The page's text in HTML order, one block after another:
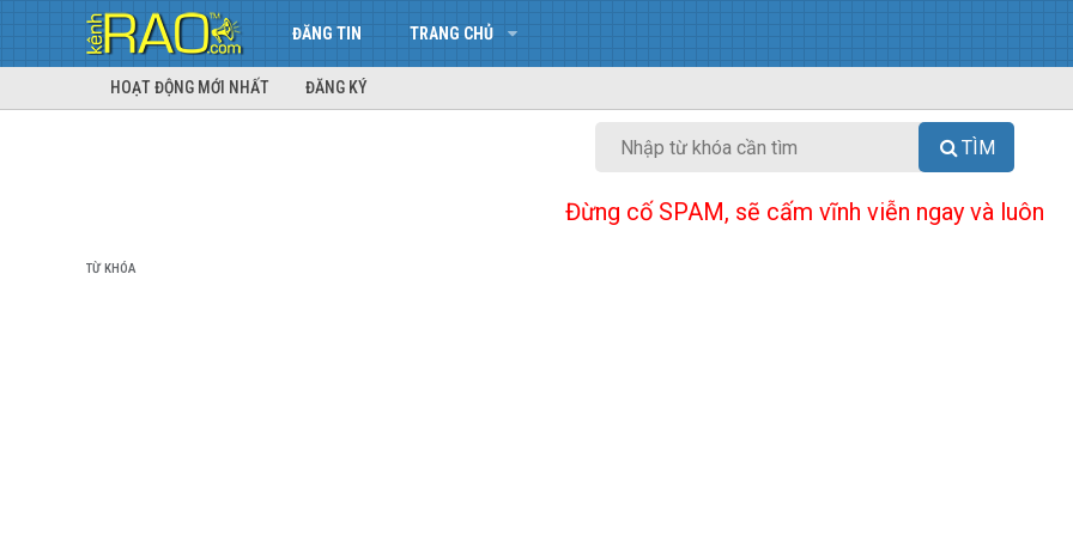
ĐĂNG TIN TRANG CHỦ
HOẠT ĐỘNG MỚI NHẤT ĐĂNG KÝ
TÌM
Đừng cố SPAM, sẽ cấm vĩnh viễn ngay và luôn
TỪ KHÓA